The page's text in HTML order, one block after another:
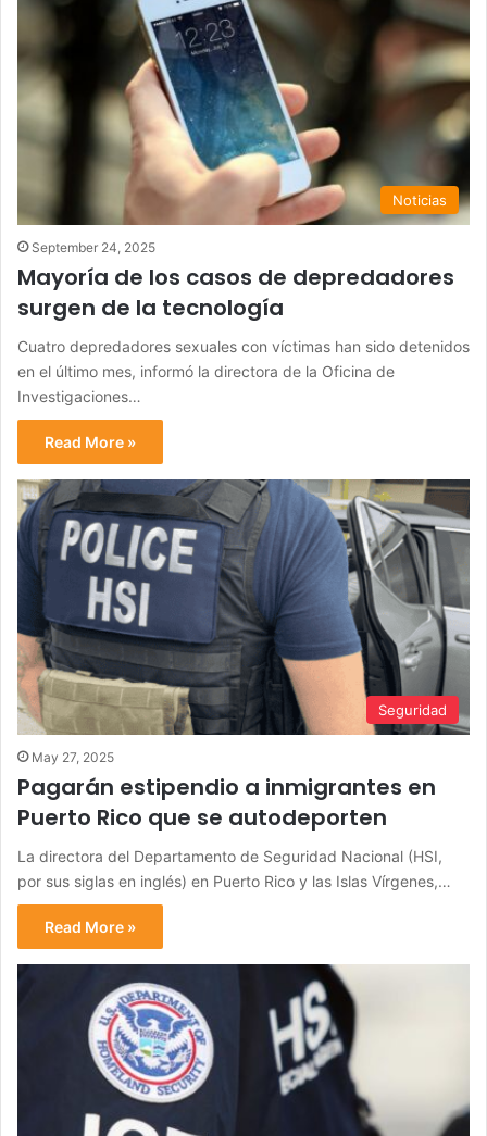
Noticias
September 24, 2025
Mayoría de los casos de depredadores
surgen de la tecnología
Cuatro depredadores sexuales con víctimas han sido detenidos
en el último mes, informó la directora de la Oficina de
Investigaciones…
Read More »
Seguridad
May 27, 2025
Pagarán estipendio a inmigrantes en
Puerto Rico que se autodeporten
La directora del Departamento de Seguridad Nacional (HSI,
por sus siglas en inglés) en Puerto Rico y las Islas Vírgenes,…
Read More »